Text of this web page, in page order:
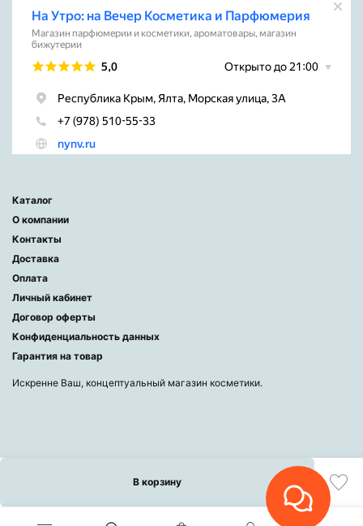
В корзину
Каталог
О компании
Контакты
Доставка
Оплата
Личный кабинет
Договор оферты
Конфиденциальность данных
Гарантия на товар
Искренне Ваш, концептуальный магазин косметики.